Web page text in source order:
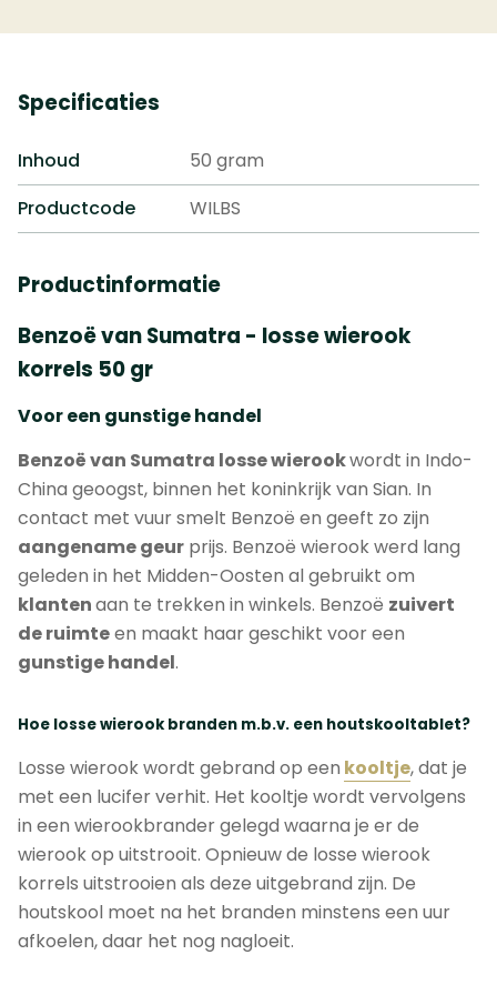
Specificaties
Inhoud
50 gram
Productcode
WILBS
Productinformatie
Benzoë van Sumatra - losse wierook
korrels 50 gr
Voor een gunstige handel
Benzoë van Sumatra losse wierookwordt in Indo-
China geoogst, binnen het koninkrijk van Sian. In
contact met vuur smelt Benzoë en geeft zo zijn
aangename geur prijs. Benzoë wierook werd lang
geleden in het Midden-Oosten al gebruikt om
klantenaan te trekken in winkels. Benzoë zuivert
de ruimteen maakt haar geschikt voor een
gunstige handel.
Hoe losse wierook branden m.b.v. een houtskooltablet?
Losse wierook wordt gebrand op een kooltje, dat je
met een lucifer verhit. Het kooltje wordt vervolgens
in een wierookbrander gelegd waarna je er de
wierook op uitstrooit. Opnieuw de losse wierook
korrels uitstrooien als deze uitgebrand zijn. De
houtskool moet na het branden minstens een uur
afkoelen, daar het nog nagloeit.